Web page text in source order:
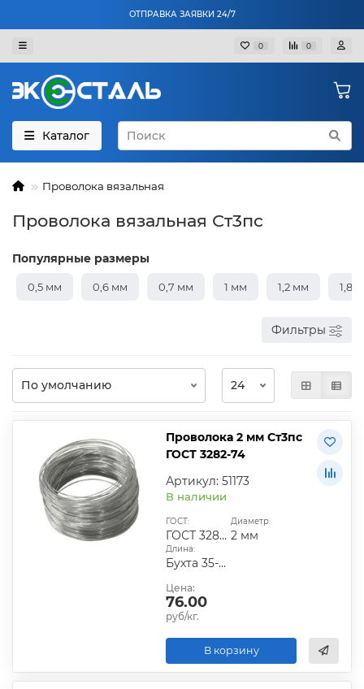
ОТПРАВКА ЗАЯВКИ 24/7
0 0
Каталог
Проволока вязальная
Проволока вязальная Ст3пс
Популярные размеры
0,5 мм 0,6 мм 0,7 мм 1 мм 1,2 мм 1,8
Фильтры
Проволока 2 мм Ст3пс
ГОСТ 3282-74
Артикул: 51173
В наличии
ГОСТ:
ГОСТ 3282-74
Диаметр:
2 мм
Длина:
Бухта 35-50 кг
Цена:
76.00
руб/кг.
В корзину